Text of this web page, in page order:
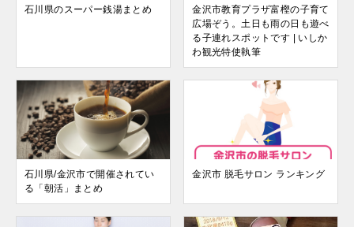
石川県のスーパー銭湯まとめ
金沢市教育プラザ富樫の子育て
広場ぞう。土日も雨の日も遊べ
る子連れスポットです | いしか
わ観光特使執筆
石川県/金沢市で開催されてい
る「朝活」まとめ
金沢市 脱毛サロン ランキング